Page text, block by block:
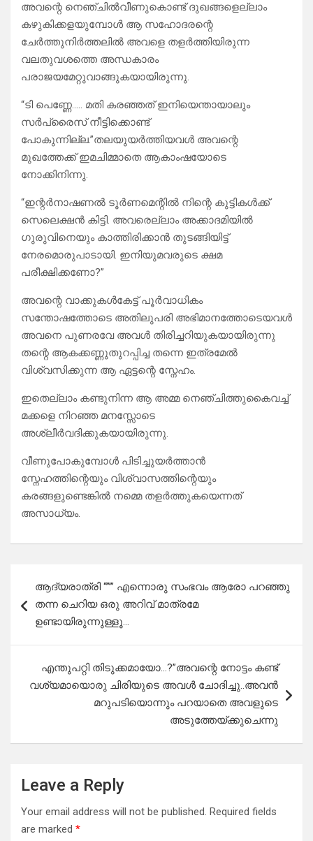
അവന്റെ നെഞ്ചിൽവീണുകൊണ്ട് ദുഖങ്ങളെല്ലാം
കഴുകിക്കളയുമ്പോൾ ആ സഹോദരന്റെ
ചേർത്തുനിർത്തലിൽ അവളെ തളർത്തിയിരുന്ന
വലതുവശത്തെ അന്ധകാരം
പരാജയമേറ്റുവാങ്ങുകയായിരുന്നു.
“ടി പെണ്ണേ….. മതി കരഞ്ഞത് ഇനിയെന്തായാലും
സർപ്രൈസ് നീട്ടിക്കൊണ്ട്
പോകുന്നില്ല.”തലയുയർത്തിയവൾ അവന്റെ
മുഖത്തേക്ക് ഇമചിമ്മാതെ ആകാംഷയോടെ
നോക്കിനിന്നു.
“ഇന്റർനാഷണൽ ടൂർണമെന്റിൽ നിന്റെ കുട്ടികൾക്ക്
സെലെക്ഷൻ കിട്ടി. അവരെല്ലാം അക്കാദമിയിൽ
ഗുരുവിനെയും കാത്തിരിക്കാൻ തുടങ്ങിയിട്ട്
നേരമൊരുപാടായി. ഇനിയുമവരുടെ ക്ഷമ
പരീക്ഷിക്കണോ?”
അവന്റെ വാക്കുകൾകേട്ട് പൂർവാധികം
സന്തോഷത്തോടെ അതിലുപരി അഭിമാനത്തോടെയവൾ
അവനെ പുണരവേ അവൾ തിരിച്ചറിയുകയായിരുന്നു
തന്റെ ആകക്കണ്ണുതുറപ്പിച്ച തന്നെ ഇത്രമേൽ
വിശ്വസിക്കുന്ന ആ ഏട്ടന്റെ സ്നേഹം.
ഇതെല്ലാം കണ്ടുനിന്ന ആ അമ്മ നെഞ്ചിത്തുകൈവച്ച്
മക്കളെ നിറഞ്ഞ മനസ്സോടെ
അശ്ലീർവദിക്കുകയായിരുന്നു.
വീണുപോകുമ്പോൾ പിടിച്ചുയർത്താൻ
സ്നേഹത്തിന്റെയും വിശ്വാസത്തിന്റെയും
കരങ്ങളുണ്ടെങ്കിൽ നമ്മെ തളർത്തുകയെന്നത്
അസാധ്യം.
navigation
ആദ്യരാത്രി “””’ എന്നൊരു സംഭവം ആരോ പറഞ്ഞു
തന്ന ചെറിയ ഒരു അറിവ് മാത്രമേ
ഉണ്ടായിരുന്നുള്ളൂ…
എന്തുപറ്റി തിടുക്കമായോ…?”അവന്റെ നോട്ടം കണ്ട്‌
വശ്യമായൊരു ചിരിയുടെ അവൾ ചോദിച്ചു..അവൻ
മറുപടിയൊന്നും പറയാതെ അവളുടെ
അടുത്തേയ്ക്കുചെന്നു
Leave a Reply
Your email address will not be published. Required fields
are marked *